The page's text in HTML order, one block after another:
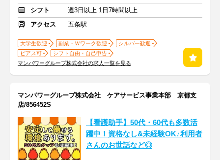
シフト
週3日以上 1日7時間以上
アクセス
五条駅
大学生歓迎 副業・Ｗワーク歓迎
シルバー歓迎
ピアス可
シフト自由・自己申告
マンパワーグループ株式会社の求人一覧を見る
マンパワーグループ株式会社 ケアサービス事業本部 京都支
店/856452S
【看護助手】50代・60代も多数活
躍中！資格なし&未経験OK♪利用者
さんのお世話など◎